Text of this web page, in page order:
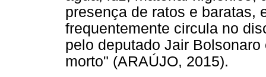
presença de ratos e baratas,
frequentemente circula no
pelo deputado Jair
morto" (ARAÚJO, 2015).